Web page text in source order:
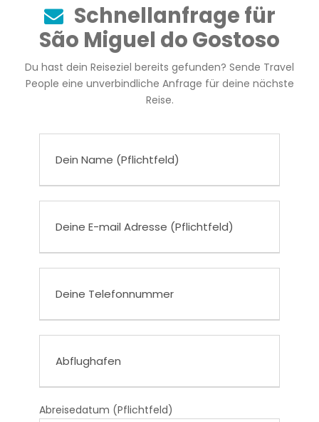
Schnellanfrage für
São Miguel do Gostoso
Du hast dein Reiseziel bereits gefunden? Sende Travel
People eine unverbindliche Anfrage für deine nächste
Reise.
Abreisedatum (Pflichtfeld)